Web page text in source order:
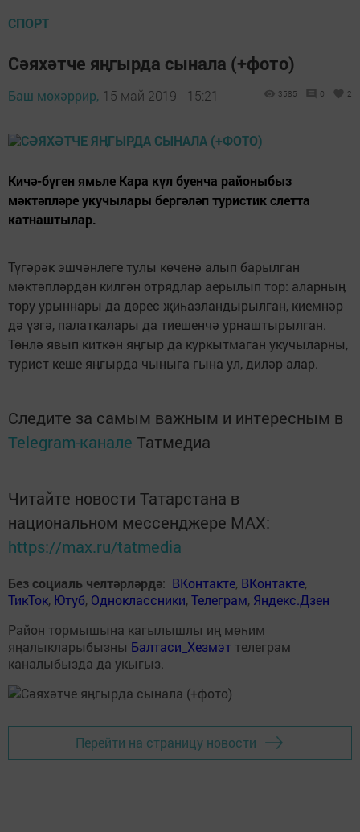
СПОРТ
Сәяхәтче яӊгырда сынала (+фото)
Баш мөхәррир, 15 май 2019 - 15:21 3585 0 2
Кичә-бүген ямьле Кара күл буенча районыбыз
мәктәпләре укучылары бергәләп туристик слетта
катнаштылар.
Түгәрәк эшчәнлеге тулы көченә алып барылган
мәктәпләрдән килгән отрядлар аерылып тор: аларныӊ
тору урыннары да дөрес җиһазландырылган, киемнәр
дә үзгә, палаткалары да тиешенчә урнаштырылган.
Төнлә явып киткән яӊгыр да куркытмаган укучыларны,
турист кеше яӊгырда чыныга гына ул, диләр алар.
Следите за самым важным и интересным в
Telegram-канале Татмедиа
Читайте новости Татарстана в
национальном мессенджере MАХ:
https://max.ru/tatmedia
Без социаль челтәрләрдә: ВКонтакте, ВКонтакте,
ТикТок, Ютуб, Одноклассники,Телеграм, Яндекс.Дзен
Район тормышына кагылышлы иң мөһим
яңалыкларыбызны Балтаси_Хезмэт телеграм
каналыбызда да укыгыз.
Перейти на страницу новости